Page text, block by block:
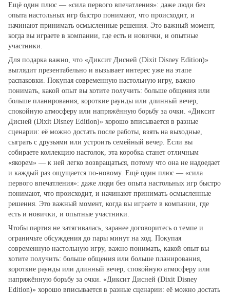
Ещё один плюс — «сила первого впечатления»: даже люди без
опыта настольных игр быстро понимают, что происходит, и
начинают принимать осмысленные решения. Это важный момент,
когда вы играете в компании, где есть и новички, и опытные
участники.
Для подарка важно, что «Диксит Дисней (Dixit Disney Edition)»
выглядит презентабельно и вызывает интерес уже на этапе
распаковки. Покупая современную настольную игру, важно
понимать, какой опыт вы хотите получить: больше общения или
больше планирования, короткие раунды или длинный вечер,
спокойную атмосферу или напряжённую борьбу за очки. «Диксит
Дисней (Dixit Disney Edition)» хорошо вписывается в разные
сценарии: её можно достать после работы, взять на выходные,
сыграть с друзьями или устроить семейный вечер. Если вы
собираете коллекцию настолок, эта коробка станет отличным
«якорем» — к ней легко возвращаться, потому что она не надоедает
и каждый раз ощущается по‑новому. Ещё один плюс — «сила
первого впечатления»: даже люди без опыта настольных игр быстро
понимают, что происходит, и начинают принимать осмысленные
решения. Это важный момент, когда вы играете в компании, где
есть и новички, и опытные участники.
Чтобы партия не затягивалась, заранее договоритесь о темпе и
ограничьте обсуждения до пары минут на ход. Покупая
современную настольную игру, важно понимать, какой опыт вы
хотите получить: больше общения или больше планирования,
короткие раунды или длинный вечер, спокойную атмосферу или
напряжённую борьбу за очки. «Диксит Дисней (Dixit Disney
Edition)» хорошо вписывается в разные сценарии: её можно достать